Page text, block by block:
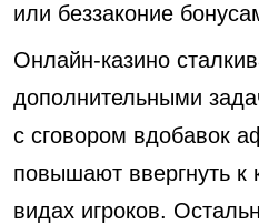
или беззаконие
Онлайн-казино
дополнительными
с сговором вдобавок
повышают ввергнуть к
видах игроков.